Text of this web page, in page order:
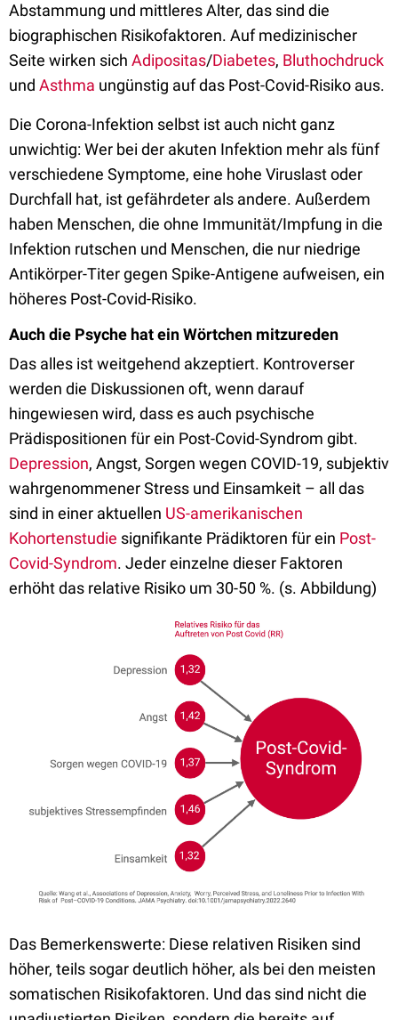
Abstammung und mittleres Alter, das sind die
biographischen Risikofaktoren. Auf medizinischer
Seite wirken sich Adipositas/Diabetes, Bluthochdruck
und Asthma ungünstig auf das Post-Covid-Risiko aus.
Die Corona-Infektion selbst ist auch nicht ganz
unwichtig: Wer bei der akuten Infektion mehr als fünf
verschiedene Symptome, eine hohe Viruslast oder
Durchfall hat, ist gefährdeter als andere. Außerdem
haben Menschen, die ohne Immunität/Impfung in die
Infektion rutschen und Menschen, die nur niedrige
Antikörper-Titer gegen Spike-Antigene aufweisen, ein
höheres Post-Covid-Risiko.
Auch die Psyche hat ein Wörtchen mitzureden
Das alles ist weitgehend akzeptiert. Kontroverser
werden die Diskussionen oft, wenn darauf
hingewiesen wird, dass es auch psychische
Prädispositionen für ein Post-Covid-Syndrom gibt.
Depression, Angst, Sorgen wegen COVID-19, subjektiv
wahrgenommener Stress und Einsamkeit – all das
sind in einer aktuellen US-amerikanischen
Kohortenstudie signifikante Prädiktoren für ein Post-
Covid-Syndrom. Jeder einzelne dieser Faktoren
erhöht das relative Risiko um 30-50 %. (s. Abbildung)
Das Bemerkenswerte: Diese relativen Risiken sind
höher, teils sogar deutlich höher, als bei den meisten
somatischen Risikofaktoren. Und das sind nicht die